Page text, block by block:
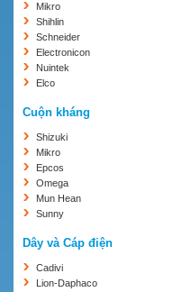
Mikro
Shihlin
Schneider
Electronicon
Nuintek
Elco
Cuộn kháng
Shizuki
Mikro
Epcos
Omega
Mun Hean
Sunny
Dây và Cáp điện
Cadivi
Lion-Daphaco